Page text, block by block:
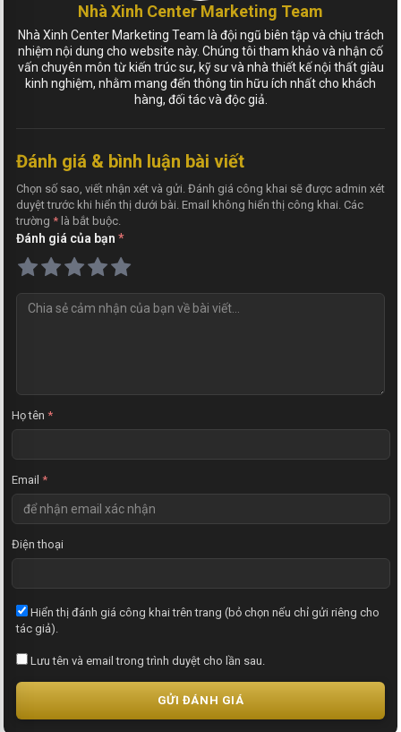
Nhà Xinh Center Marketing Team
Nhà Xinh Center Marketing Team là đội ngũ biên tập và chịu trách
nhiệm nội dung cho website này. Chúng tôi tham khảo và nhận cố
vấn chuyên môn từ kiến trúc sư, kỹ sư và nhà thiết kế nội thất giàu
kinh nghiệm, nhằm mang đến thông tin hữu ích nhất cho khách
hàng, đối tác và độc giả.
Đánh giá & bình luận bài viết
Chọn số sao, viết nhận xét và gửi. Đánh giá công khai sẽ được admin xét
duyệt trước khi hiển thị dưới bài. Email không hiển thị công khai. Các
trường * là bắt buộc.
Đánh giá của bạn *
Họ tên *
Email *
Điện thoại
Hiển thị đánh giá công khai trên trang (bỏ chọn nếu chỉ gửi riêng cho
tác giả).
Lưu tên và email trong trình duyệt cho lần sau.
GỬI ĐÁNH GIÁ